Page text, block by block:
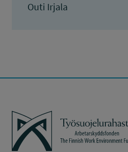
Outi Irjala
Työsuojelurahasto